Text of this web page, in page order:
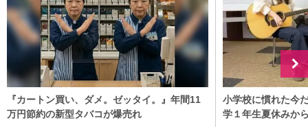
『カートン買い、ダメ。ゼッタイ。』年間11
万円節約の新型タバコが爆売れ
小学校に慣れた今
学１年生夏休みか